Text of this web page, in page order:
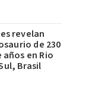
revelan
de 230
en Rio
Brasil